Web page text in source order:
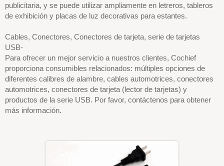
publicitaria, y se puede utilizar ampliamente en letreros, tableros
de exhibición y placas de luz decorativas para estantes.
Cables, Conectores, Conectores de tarjeta, serie de tarjetas
USB-
Para ofrecer un mejor servicio a nuestros clientes, Cochief
proporciona consumibles relacionados: múltiples opciones de
diferentes calibres de alambre, cables automotrices, conectores
automotrices, conectores de tarjeta (lector de tarjetas) y
productos de la serie USB. Por favor, contáctenos para obtener
más información.